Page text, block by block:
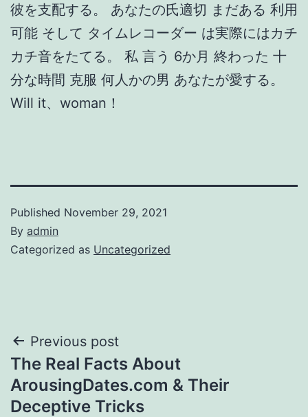
彼を支配する。 あなたの氏適切 まだある 利用
可能 そして タイムレコーダー は実際にはカチ
カチ音をたてる。 私 言う 6か月 終わった 十
分な時間 克服 何人かの男 あなたが愛する。
Will it、woman！
Published November 29, 2021
By admin
Categorized as Uncategorized
Post
navigation
Previous post
The Real Facts About
ArousingDates.com & Their
Deceptive Tricks